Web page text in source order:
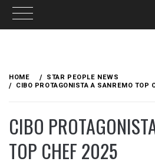
content
HOME
STAR PEOPLE NEWS
CIBO PROTAGONISTA A SANREMO TOP
CIBO
TOP CHEF 2025